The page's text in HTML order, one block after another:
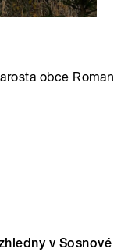
obce Roman
v Sosnové